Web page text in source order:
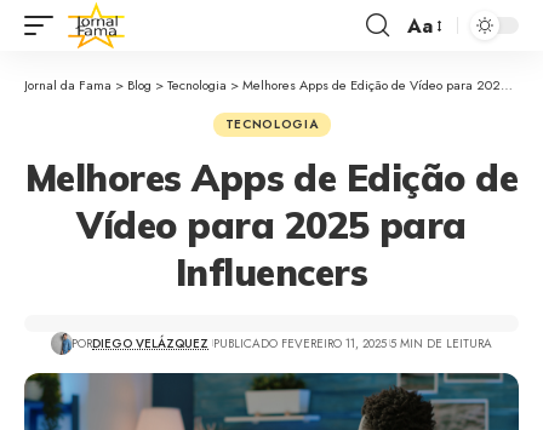
Aa
Jornal da Fama > Blog >Tecnologia >Melhores Apps de Edição de Vídeo para 2025 para Influencers
TECNOLOGIA
Melhores Apps de Edição de
Vídeo para 2025 para
Influencers
PORDIEGO VELÁZQUEZ PUBLICADO FEVEREIRO 11, 2025 5 MIN DE LEITURA